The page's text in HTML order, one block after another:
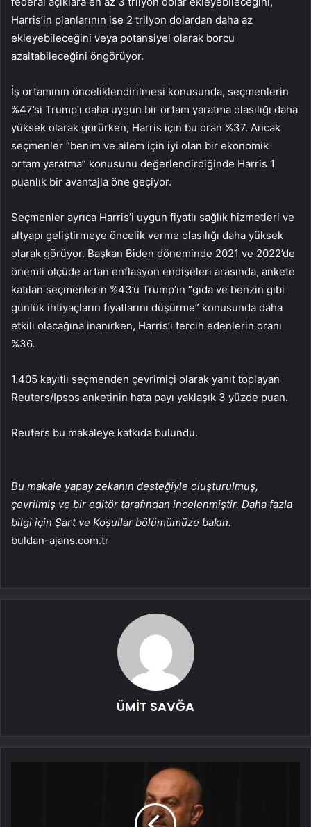
Harris’in planlarının ise 2 trilyon dolardan daha az
ekleyebileceğini veya potansiyel olarak borcu
azaltabileceğini öngörüyor.
İş ortamının önceliklendirilmesi konusunda, seçmenlerin
%47’si Trump’ı daha uygun bir ortam yaratma olasılığı daha
yüksek olarak görürken, Harris için bu oran %37. Ancak
seçmenler “benim ve ailem için iyi olan bir ekonomik
ortam yaratma” konusunu değerlendirdiğinde Harris 1
puanlık bir avantajla öne geçiyor.
Seçmenler ayrıca Harris’i uygun fiyatlı sağlık hizmetleri ve
altyapı geliştirmeye öncelik verme olasılığı daha yüksek
olarak görüyor. Başkan Biden döneminde 2021 ve 2022’de
önemli ölçüde artan enflasyon endişeleri arasında, ankete
katılan seçmenlerin %43’ü Trump’ın “gıda ve benzin gibi
günlük ihtiyaçların fiyatlarını düşürme” konusunda daha
etkili olacağına inanırken, Harris’i tercih edenlerin oranı
%36.
1.405 kayıtlı seçmenden çevrimiçi olarak yanıt toplayan
Reuters/Ipsos anketinin hata payı yaklaşık 3 yüzde puan.
Reuters bu makaleye katkıda bulundu.
Bu makale yapay zekanın desteğiyle oluşturulmuş,
çevrilmiş ve bir editör tarafından incelenmiştir. Daha fazla
bilgi için Şart ve Koşullar bölümümüze bakın.
buldan-ajans.com.tr
ÜMİT SAVĞA